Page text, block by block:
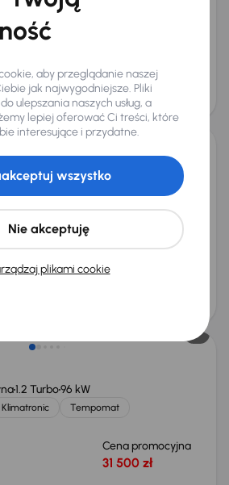
dni przed
Cena po obniżce
41 000 zł
1.5 CDTI 90 kW
Cena promocyjna
1.2 Turbo96 kW
Klimatronic
Tempomat
Cena promocyjna
31 500 zł
aby przeglądanie naszej
jak najwygodniejsze. Pliki
ulepszania naszych usług, a
lepiej oferować Ci treści, które
interesujące i przydatne.
plikami cookie
Nie akceptuję
wszystko